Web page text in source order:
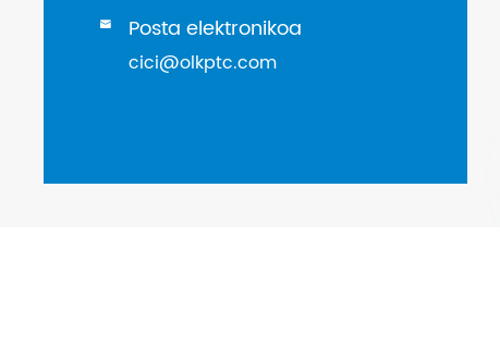
 Posta elektronikoa
cici@olkptc.com